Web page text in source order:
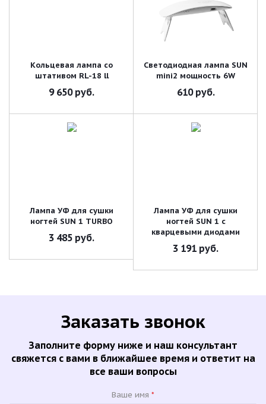
Кольцевая лампа со
штативом RL-18 ll
9 650руб.
Светодиодная лампа SUN
mini2 мощность 6W
610руб.
Лампа УФ для сушки
ногтей SUN 1 TURBO
3 485 руб.
Лампа УФ для сушки
ногтей SUN 1 с
кварцевыми диодами
3 191 руб.
Заказать звонок
Заполните форму ниже и наш консультант
свяжется с вами в ближайшее время и ответит на
все ваши вопросы
Ваше имя *